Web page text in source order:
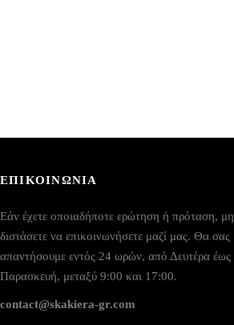
ΕΠΙΚΟΙΝΩΝΙΑ
Εάν έχετε οποιαδήποτε ερώτηση ή πρόταση, μη
διστάσετε να επικοινωνήσετε μαζί μας. Θα σας
απαντήσουμε εντός 24 ωρών, από Δευτέρα έως
Παρασκευή, μεταξύ 9:00 και 17:00.
contact@skakiera-gr.com